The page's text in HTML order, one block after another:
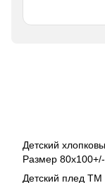
Детский
Размер 80х100+/-
Детский плед